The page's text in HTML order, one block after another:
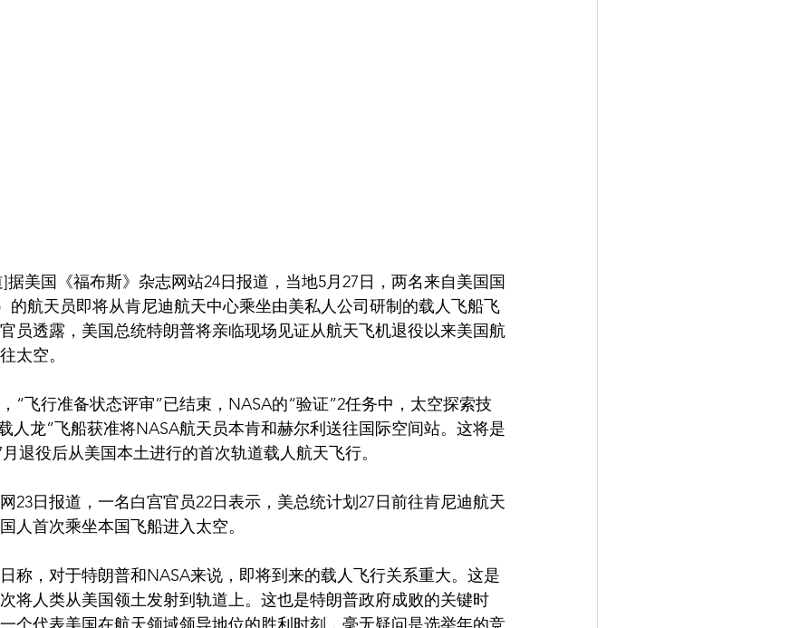
的航天员即将从肯尼迪航天中心乘坐由美私人公司研制的载人飞船飞
员透露，美国总统特朗普将亲临现场见证从航天飞机退役以来美国航
太空。
飞行准备状态评审”已结束，NASA的“验证”2任务中，太空探索技
人龙”飞船获准将NASA航天员本肯和赫尔利送往国际空间站。这将是
退役后从美国本土进行的首次轨道载人航天飞行。
日报道，一名白宫官员22日表示，美总统计划27日前往肯尼迪航天
人首次乘坐本国飞船进入太空。
，对于特朗普和NASA来说，即将到来的载人飞行关系重大。这是
将人类从美国领土发射到轨道上。这也是特朗普政府成败的关键时